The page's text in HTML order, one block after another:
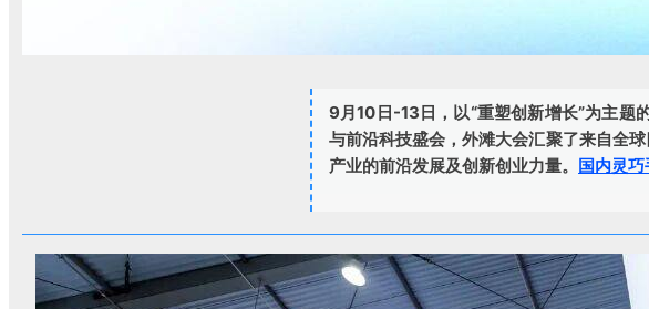
9月10日-13日， 以“重塑创新增长”为主题
与前沿科技盛会，外滩大会汇聚了来自全
产业的前沿发展及创新创业力量。 国内灵